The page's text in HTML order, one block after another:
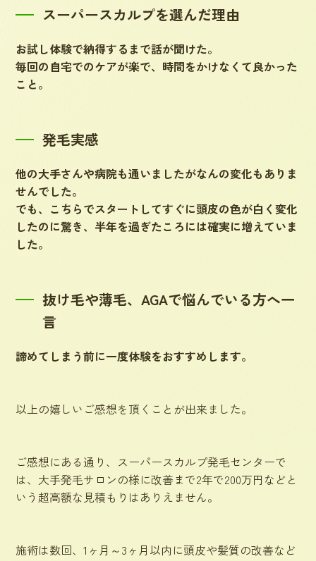
スーパースカルプを選んだ理由
お試し体験で納得するまで話が聞けた。
毎回の自宅でのケアが楽で、時間をかけなくて良かった
こと。
発毛実感
他の大手さんや病院も通いましたがなんの変化もありま
せんでした。
でも、こちらでスタートしてすぐに頭皮の色が白く変化
したのに驚き、半年を過ぎたころには確実に増えていま
した。
抜け毛や薄毛、AGAで悩んでいる方へ一
言
諦めてしまう前に一度体験をおすすめします。
以上の嬉しいご感想を頂くことが出来ました。
ご感想にある通り、スーパースカルプ発毛センターで
は、大手発毛サロンの様に改善まで2年で200万円などと
いう超高額な見積もりはありえません。
施術は数回、1ヶ月～3ヶ月以内に頭皮や髪質の改善など